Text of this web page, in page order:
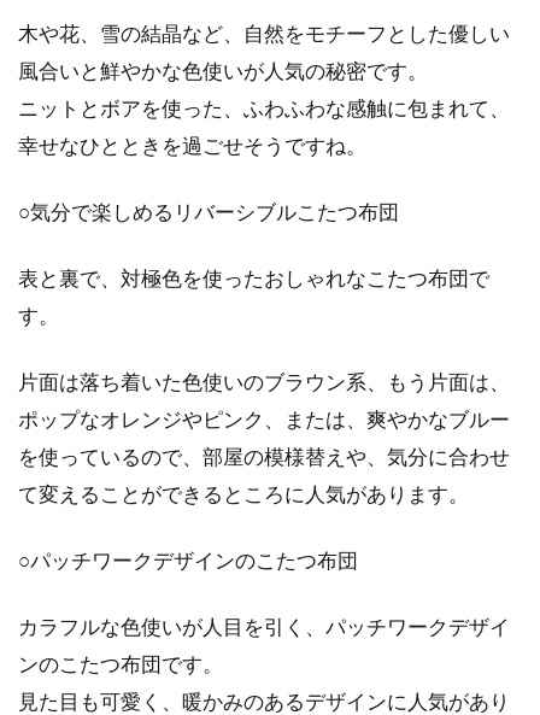
何と言われようがロフトで寝る！お
布団カビ対策・快適な方法
お部屋にロフトがある場合、どのような使い方
そ...
お布団を、専用のクリーニングに出したことは
ありますか？衣類と違って、お布団をクリーニ
ングに出...
木や花、雪の結晶など、自然をモチーフとした優しい
風合いと鮮やかな色使いが人気の秘密です。
ニットとボアを使った、ふわふわな感触に包まれて、
幸せなひとときを過ごせそうですね。
○気分で楽しめるリバーシブルこたつ布団
表と裏で、対極色を使ったおしゃれなこたつ布団で
す。
片面は落ち着いた色使いのブラウン系、もう片面は、
ポップなオレンジやピンク、または、爽やかなブルー
を使っているので、部屋の模様替えや、気分に合わせ
て変えることができるところに人気があります。
○パッチワークデザインのこたつ布団
カラフルな色使いが人目を引く、パッチワークデザイ
ンのこたつ布団です。
見た目も可愛く、暖かみのあるデザインに人気があり